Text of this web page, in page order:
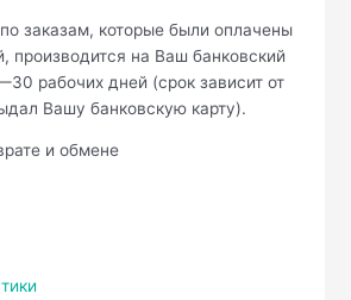
заказам, которые были оплачены
производится на Ваш банковский
рабочих дней (срок зависит от
Вашу банковскую карту).
и обмене